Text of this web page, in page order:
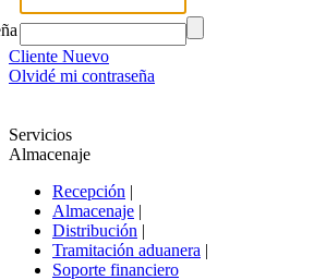
Cliente Nuevo
Olvidé mi contraseña
Servicios
Almacenaje
Recepción |
Almacenaje |
Distribución |
Tramitación aduanera |
Soporte financiero